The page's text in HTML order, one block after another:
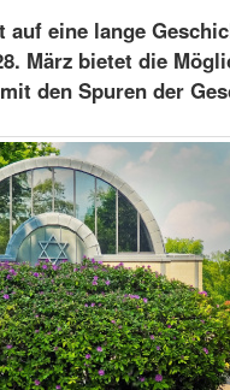
eine lange
März bietet die
den Spuren der